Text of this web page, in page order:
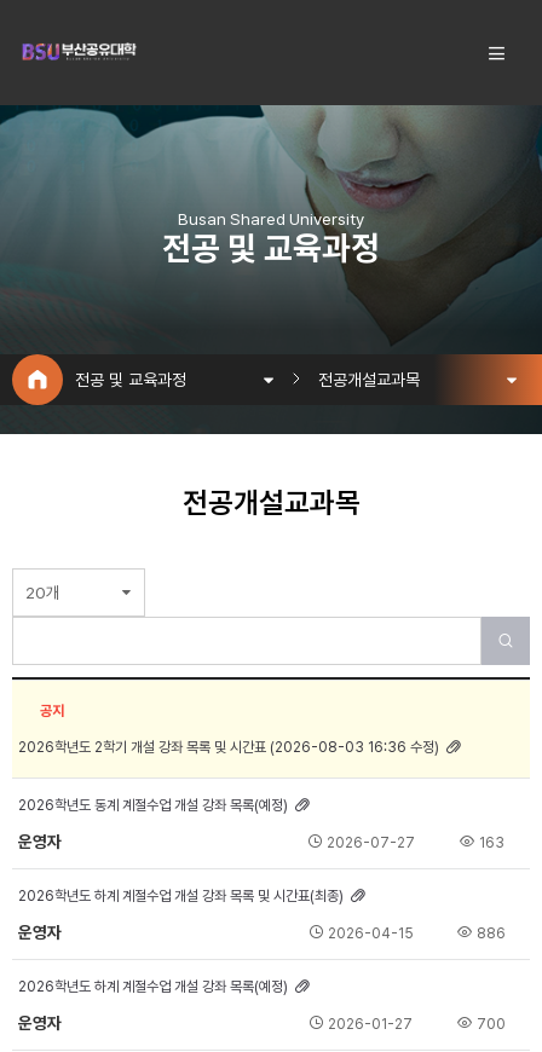
Busan Shared University
전공 및 교육과정
전공 및 교육과정 전공개설교과목
전공개설교과목
20개
공지
2026학년도 2학기 개설 강좌 목록 및 시간표 (2026-08-03 16:36 수정)
2026학년도 동계 계절수업 개설 강좌 목록(예정)
운영자 2026-07-27 163
2026학년도 하계 계절수업 개설 강좌 목록 및 시간표(최종)
운영자 2026-04-15 886
2026학년도 하계 계절수업 개설 강좌 목록(예정)
운영자 2026-01-27 700